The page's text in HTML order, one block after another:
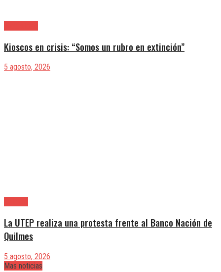
Kioscos en crisis: “Somos un rubro en extinción”
5 agosto, 2026
La UTEP realiza una protesta frente al Banco Nación de
Quilmes
5 agosto, 2026
Mas noticias